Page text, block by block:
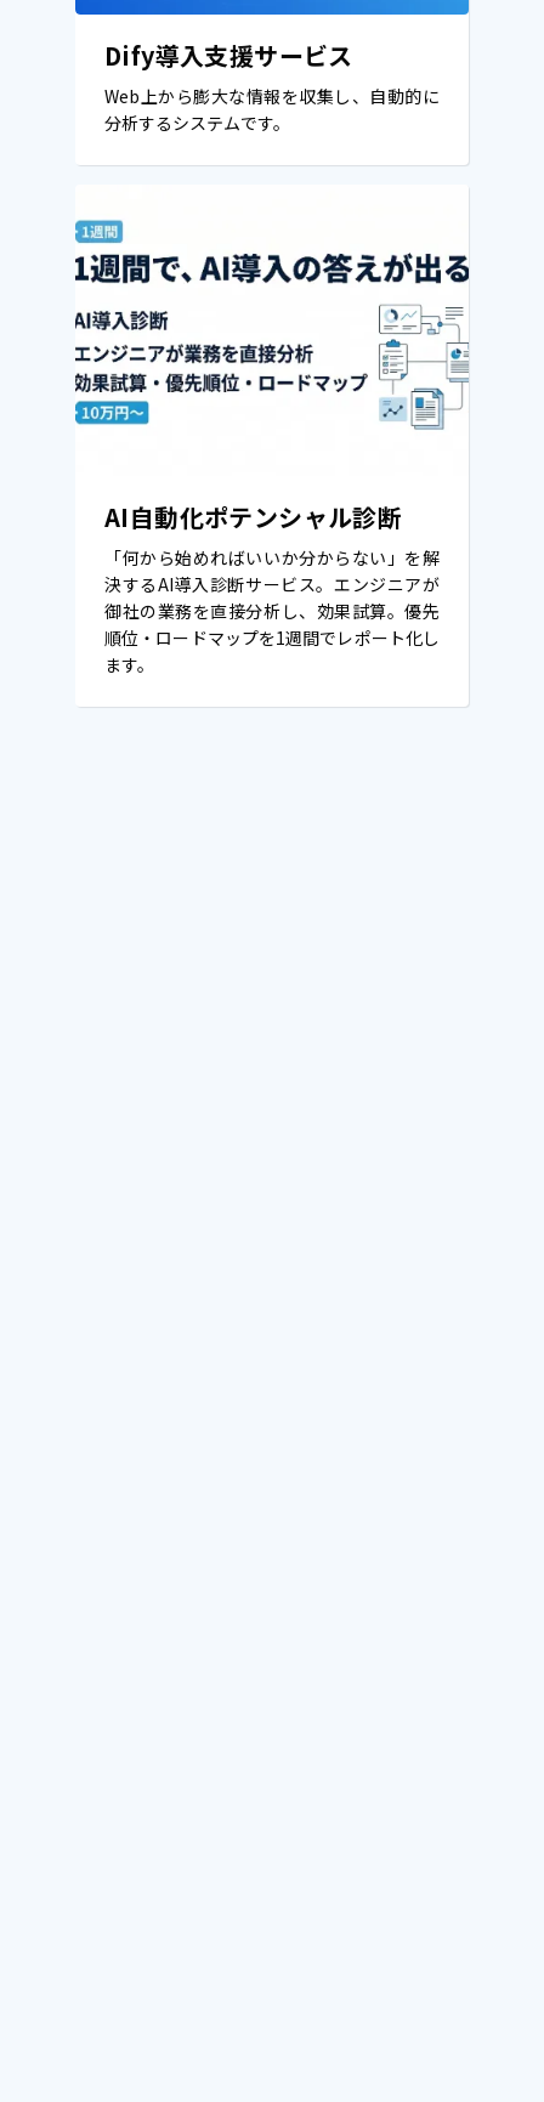
Dify導入支援サービス
Web上から膨大な情報を収集し、自動的に
分析するシステムです。
AI自動化ポテンシャル診断
「何から始めればいいか分からない」を解
決するAI導入診断サービス。エンジニアが
御社の業務を直接分析し、効果試算。優先
順位・ロードマップを1週間でレポート化し
ます。